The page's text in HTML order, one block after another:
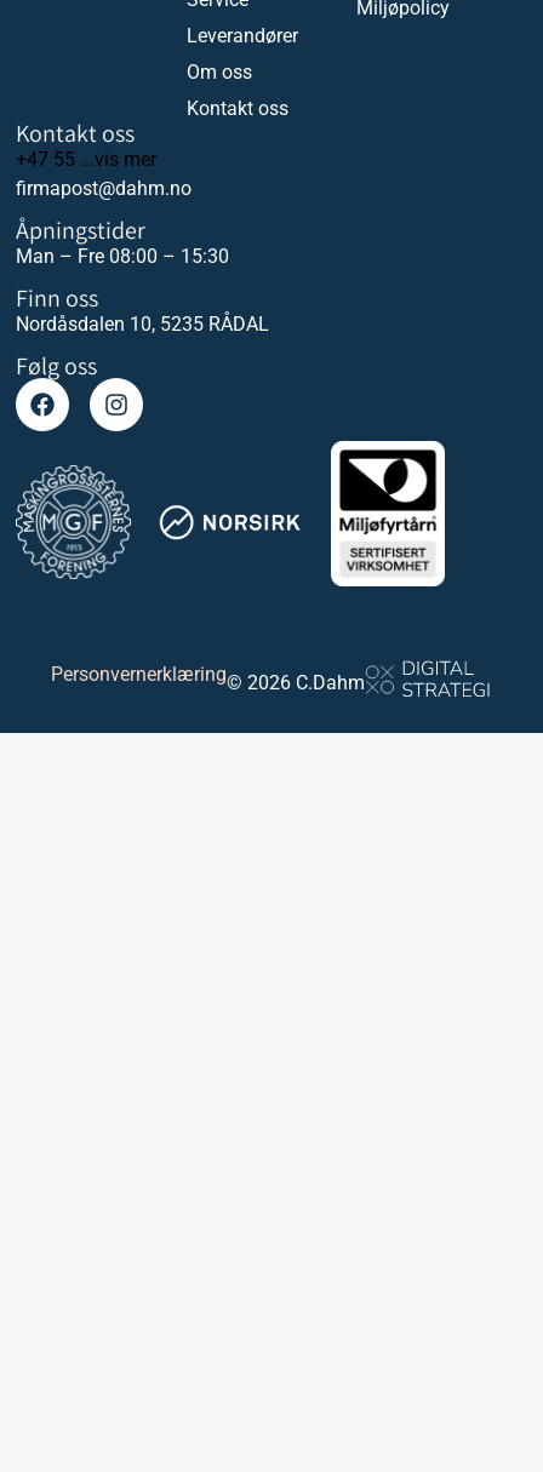
Leverandører
Om oss
Kontakt oss
Miljøpolicy
Kontakt oss
+47 55 ...vis mer
firmapost@dahm.no
Åpningstider
Man – Fre 08:00 – 15:30
Finn oss
Nordåsdalen 10, 5235 RÅDAL
Følg oss
Personvernerklæring© 2026 C.Dahm